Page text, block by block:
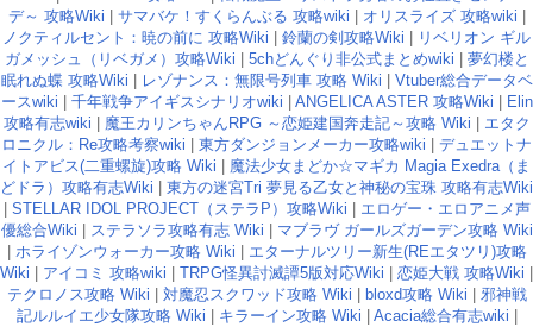
デ～ 攻略Wiki
サマバケ！すくらんぶる 攻略wiki オリスライズ 攻略wiki
ノクティルセント：暁の前に 攻略Wiki
鈴蘭の剣攻略Wiki
リベリオン ギル
ガメッシュ（リベガメ）攻略Wiki
5chどんぐり非公式まとめwiki
夢幻楼と
眠れぬ蝶 攻略Wiki
レゾナンス：無限号列車 攻略 Wiki
Vtuber総合データベ
ースwiki
千年戦争アイギスシナリオwiki ANGELICA ASTER 攻略Wiki
Elin
攻略有志wiki
魔王カリンちゃんRPG ～恋姫建国奔走記～攻略 Wiki
エタク
ロニクル：Re攻略考察wiki
東方ダンジョンメーカー攻略wiki
デュエットナ
イトアビス(二重螺旋)攻略 Wiki
魔法少女まどか☆マギカ Magia Exedra（ま
どドラ）攻略有志Wiki
東方の迷宮Tri 夢見る乙女と神秘の宝珠 攻略有志Wiki
STELLAR IDOL PROJECT（ステラP）攻略Wiki
エロゲー・エロアニメ声
優総合Wiki
ステラソラ攻略有志 Wiki
マブラヴ ガールズガーデン攻略 Wiki
ホライゾンウォーカー攻略 Wiki
エターナルツリー新生(REエタツリ)攻略
Wiki
アイコミ 攻略wiki TRPG怪異討滅譚5版対応Wiki 恋姫大戦 攻略Wiki
テクロノス攻略 Wiki
対魔忍スクワッド攻略 Wiki bloxd攻略 Wiki
邪神戦
記ルルイエ少女隊攻略 Wiki
キラーイン攻略 Wiki Acacia総合有志wiki